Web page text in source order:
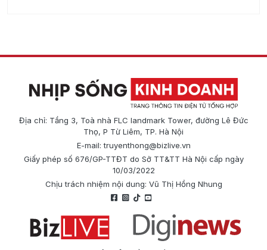
Địa chỉ: Tầng 3, Toà nhà FLC landmark Tower, đường Lê Đức
Thọ, P Từ Liêm, TP. Hà Nội
E-mail:truyenthong@bizlive.vn
Giấy phép số 676/GP-TTĐT do Sở TT&TT Hà Nội cấp ngày
10/03/2022
Chịu trách nhiệm nội dung: Vũ Thị Hồng Nhung